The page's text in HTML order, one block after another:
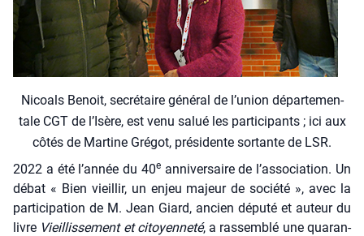
Nicoals Benoit, secré­taire géné­ral de l’u­nion dépar­te­men­
tale CGT de l’I­sère, est venu salué les par­ti­ci­pants ; ici aux
côtés de Mar­tine Gré­got, pré­si­dente sor­tante de LSR.
2022 a été l’année du 40eanni­ver­saire de l’association. Un
débat « Bien vieillir, un enjeu majeur de socié­té », avec la
par­ti­ci­pa­tion de M. Jean Giard, ancien dépu­té et auteur du
livre Vieillis­se­ment et citoyen­ne­té, a ras­sem­blé une qua­ran­